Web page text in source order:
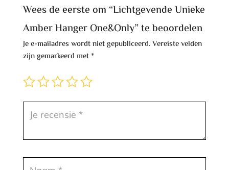
Wees de eerste om “Lichtgevende Unieke
Amber Hanger One&Only” te beoordelen
Je e-mailadres wordt niet gepubliceerd.Vereiste velden
zijn gemarkeerd met*